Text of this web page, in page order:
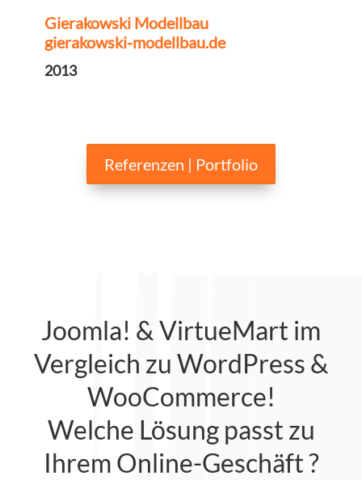
Gierakowski Modellbau
gierakowski-modellbau.de
2013
Referenzen | Portfolio
Joomla! & VirtueMart im
Vergleich zu WordPress &
WooCommerce!
Welche Lösung passt zu
Ihrem Online-Geschäft ?